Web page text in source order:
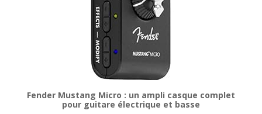
Fender Mustang Micro : un ampli casque complet
pour guitare électrique et basse